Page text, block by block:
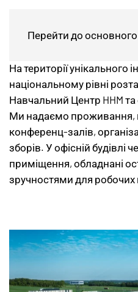
Перейти до основного
Готелі та
На території унікального
національному рівні
Навчальний Центр HHM та
Ми надаємо проживання,
конференц-залів,
зборів. У офісній будівлі
приміщення, обладнані
зручностями для робочих